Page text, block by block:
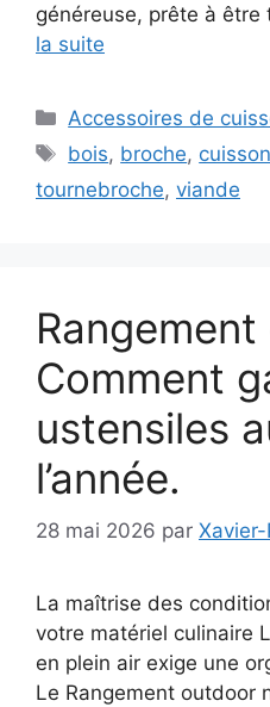
généreuse, prête à
la suite
Catégories
Accessoires de
Étiquettes
bois, broche, cuisson
tournebroche, viande
Comment
ustensiles
l’année.
28 mai 2026 par
La maîtrise des
votre matériel culinaire
en plein air exige une
Le Rangement outdoor